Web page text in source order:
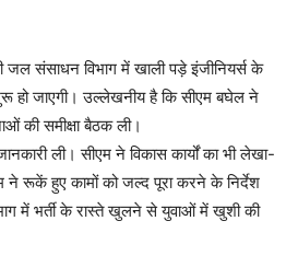
संसाधन विभाग में खाली पड़े इंजीनियर्स के
हो जाएगी। उल्लेखनीय है कि सीएम बघेल ने
की समीक्षा बैठक ली।
ली। सीएम ने विकास कार्यों का भी लेखा-
ने रूकें हुए कामों को जल्द पूरा करने के निर्देश
में भर्ती के रास्ते खुलने से युवाओं में खुशी की